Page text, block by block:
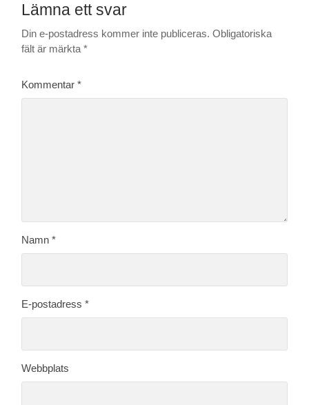
Lämna ett svar
Din e-postadress kommer inte publiceras. Obligatoriska
fält är märkta*
Kommentar*
Namn*
E-postadress*
Webbplats